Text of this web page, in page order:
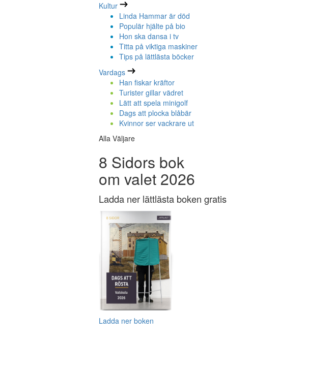
Kultur
Linda Hammar är död
Populär hjälte på bio
Hon ska dansa i tv
Titta på viktiga maskiner
Tips på lättlästa böcker
Vardags
Han fiskar kräftor
Turister gillar vädret
Lätt att spela minigolf
Dags att plocka blåbär
Kvinnor ser vackrare ut
Alla Väljare
8 Sidors bok
om valet 2026
Ladda ner lättlästa boken gratis
Ladda ner boken